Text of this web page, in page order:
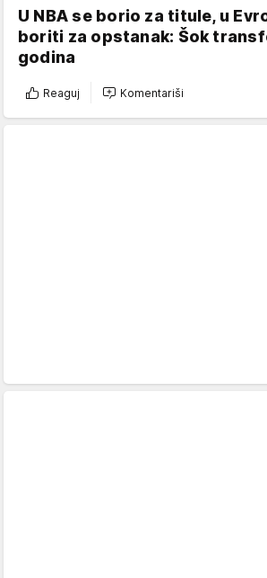
U NBA se borio za titule, u
boriti za opstanak: Šok
godina
Reaguj Komentariši